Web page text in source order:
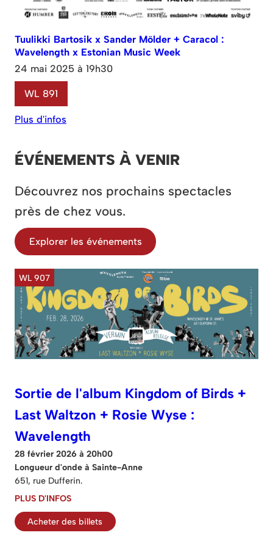
Tuulikki Bartosik x Sander Mölder + Caracol :
Wavelength x Estonian Music Week
24 mai 2025 à 19h30
WL 891
Plus d'infos
ÉVÉNEMENTS À VENIR
Découvrez nos prochains spectacles
près de chez vous.
Explorer les événements
WL 907
Sortie de l'album Kingdom of Birds +
Last Waltzon + Rosie Wyse :
Wavelength
28 février 2026 à 20h00
Longueur d'onde à Sainte-Anne
651, rue Dufferin.
PLUS D'INFOS
Acheter des billets